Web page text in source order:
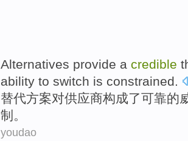
Alternatives provide a credible
ability to switch is constrained.
替代方案对供应商构成了可靠的
制。
youdao